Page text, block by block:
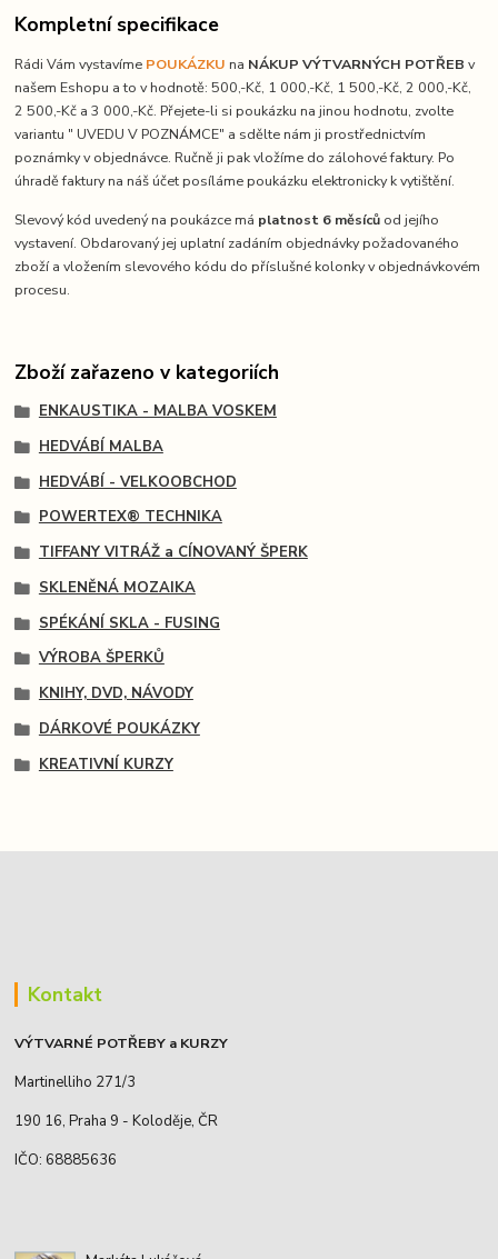
Kompletní specifikace
Rádi Vám vystavíme POUKÁZKU na NÁKUP VÝTVARNÝCH POTŘEB v
našem Eshopu a to v hodnotě: 500,-Kč, 1 000,-Kč, 1 500,-Kč, 2 000,-Kč,
2 500,-Kč a 3 000,-Kč. Přejete-li si poukázku na jinou hodnotu, zvolte
variantu " UVEDU V POZNÁMCE" a sdělte nám ji prostřednictvím
poznámky v objednávce. Ručně ji pak vložíme do zálohové faktury. Po
úhradě faktury na náš účet posíláme poukázku elektronicky k vytištění.
Slevový kód uvedený na poukázce má platnost 6 měsíců od jejího
vystavení. Obdarovaný jej uplatní zadáním objednávky požadovaného
zboží a vložením slevového kódu do příslušné kolonky v objednávkovém
procesu.
Zboží zařazeno v kategoriích
ENKAUSTIKA - MALBA VOSKEM
HEDVÁBÍ MALBA
HEDVÁBÍ - VELKOOBCHOD
POWERTEX® TECHNIKA
TIFFANY VITRÁŽ a CÍNOVANÝ ŠPERK
SKLENĚNÁ MOZAIKA
SPÉKÁNÍ SKLA - FUSING
VÝROBA ŠPERKŮ
KNIHY, DVD, NÁVODY
DÁRKOVÉ POUKÁZKY
KREATIVNÍ KURZY
Kontakt
VÝTVARNÉ POTŘEBY a KURZY
Martinelliho 271/3
190 16, Praha 9 - Koloděje, ČR
IČO: 68885636